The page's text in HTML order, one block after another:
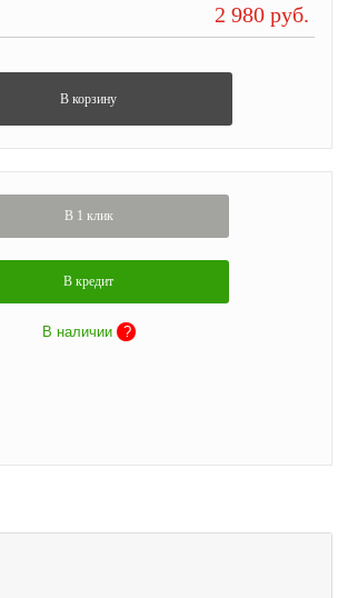
2 980 руб.
В корзину
В 1 клик
В кредит
В наличии ?